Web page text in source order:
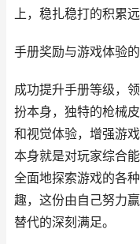
上，稳扎稳打的积累
手册奖励与游戏体验
成功提升手册等级，
扮本身，独特的枪械
和视觉体验，增强游
本身就是对玩家综合
全面地探索游戏的各
趣，这份由自己努力
替代的深刻满足。